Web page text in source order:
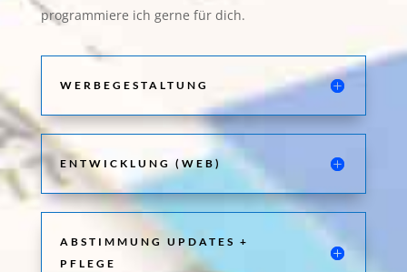
programmiere ich gerne für dich.
WERBEGESTALTUNG
ENTWICKLUNG (WEB)
ABSTIMMUNG UPDATES +
PFLEGE